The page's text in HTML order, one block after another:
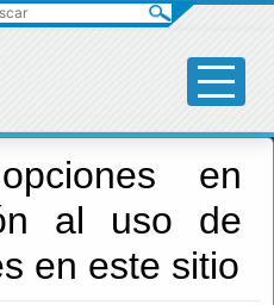
en
al uso de
en este sitio